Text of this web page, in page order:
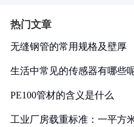
热门文章
无缝钢管的常用规格及壁厚
生活中常见的传感器有哪些
PE100管材的含义是什么
工业厂房载重标准：一平方